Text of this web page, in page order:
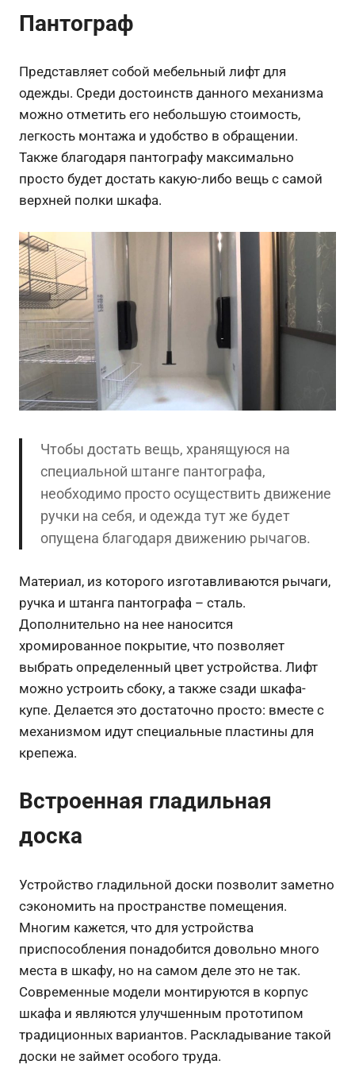
Пантограф
Представляет собой мебельный лифт для
одежды. Среди достоинств данного механизма
можно отметить его небольшую стоимость,
легкость монтажа и удобство в обращении.
Также благодаря пантографу максимально
просто будет достать какую-либо вещь с самой
верхней полки шкафа.
Чтобы достать вещь, хранящуюся на
специальной штанге пантографа,
необходимо просто осуществить движение
ручки на себя, и одежда тут же будет
опущена благодаря движению рычагов.
Материал, из которого изготавливаются рычаги,
ручка и штанга пантографа – сталь.
Дополнительно на нее наносится
хромированное покрытие, что позволяет
выбрать определенный цвет устройства. Лифт
можно устроить сбоку, а также сзади шкафа-
купе. Делается это достаточно просто: вместе с
механизмом идут специальные пластины для
крепежа.
Встроенная гладильная
доска
Устройство гладильной доски позволит заметно
сэкономить на пространстве помещения.
Многим кажется, что для устройства
приспособления понадобится довольно много
места в шкафу, но на самом деле это не так.
Современные модели монтируются в корпус
шкафа и являются улучшенным прототипом
традиционных вариантов. Раскладывание такой
доски не займет особого труда.